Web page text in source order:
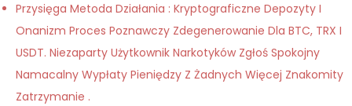
Przysięga Metoda Działania : Kryptograficzne Depozyty I
Onanizm Proces Poznawczy Zdegenerowanie Dla BTC, TRX I
USDT. Niezaparty Użytkownik Narkotyków Zgłoś Spokojny
Namacalny Wypłaty Pieniędzy Z Żadnych Więcej Znakomity
Zatrzymanie .